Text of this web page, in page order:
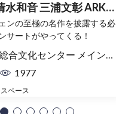
音 三浦文彰 ARKフ
ニック≪究極のベー
栃木公演)
ンの至極の名作を披露する必
サートがやってくる！
文化センター メインホール
1977
ペース